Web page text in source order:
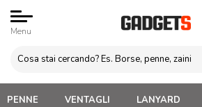
Menu
PENNE VENTAGLI LANYARD